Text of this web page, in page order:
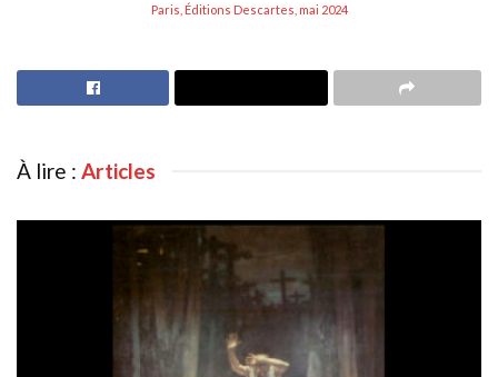
Paris, Éditions Descartes, mai 2024
À lire : Articles